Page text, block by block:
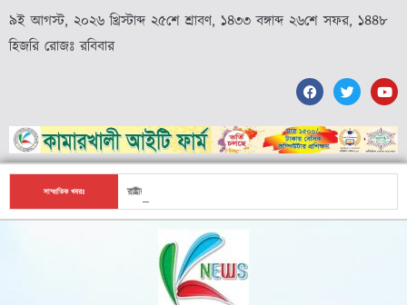
৯ই আগস্ট, ২০২৬ খ্রিস্টাব্দ ২৫শে শ্রাবণ, ১৪৩৩ বঙ্গাব্দ ২৬শে সফর, ১৪৪৮
হিজরি রোজঃ রবিবার
সাম্প্রতিক খবরঃ রাষ্ট্রীয় মর্যাদায় বীর মুক্তিযোদ্ধা আঃ গফুর মন্ডলের দাফন সম্পন্ন